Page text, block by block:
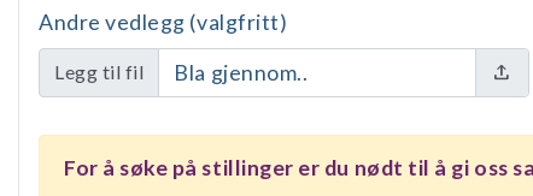
Andre vedlegg (valgfritt)
Legg til fil Bla gjennom..
For å søke på stillinger er du nødt til å gi oss